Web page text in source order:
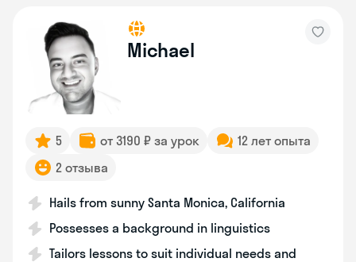
Michael
5 от 3190 ₽ за урок
12 лет опыта
2 отзыва
Hails from sunny Santa Monica, California
Possesses a background in linguistics
Tailors lessons to suit individual needs and